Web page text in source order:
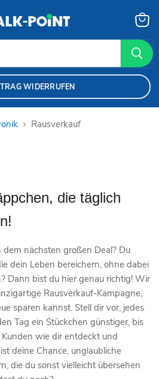
WIDERRUFEN
Rausverkauf
die täglich
nächsten großen Deal? Du
dein Leben bereichern, ohne dabei
Dann bist du hier genau richtig! Wir
Rausverkauf-Kampagne,
sparen kannst. Stell dir vor, jedes
Tag ein Stückchen günstiger, bis
wie dir entdeckt und
deine Chance, unglaubliche
die du sonst vielleicht übersehen